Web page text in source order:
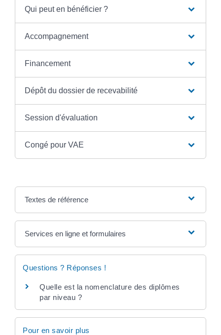
Qui peut en bénéficier ?
Accompagnement
Financement
Dépôt du dossier de recevabilité
Session d'évaluation
Congé pour VAE
Textes de référence
Services en ligne et formulaires
Questions ? Réponses !
Quelle est la nomenclature des diplômes
par niveau ?
Pour en savoir plus